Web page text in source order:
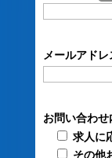
メールアド
お問い合わせ
求人に
その他